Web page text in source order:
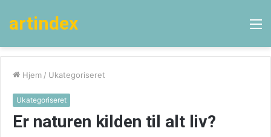
artindex
Hjem / Ukategoriseret
Ukategoriseret
Er naturen kilden til alt liv?